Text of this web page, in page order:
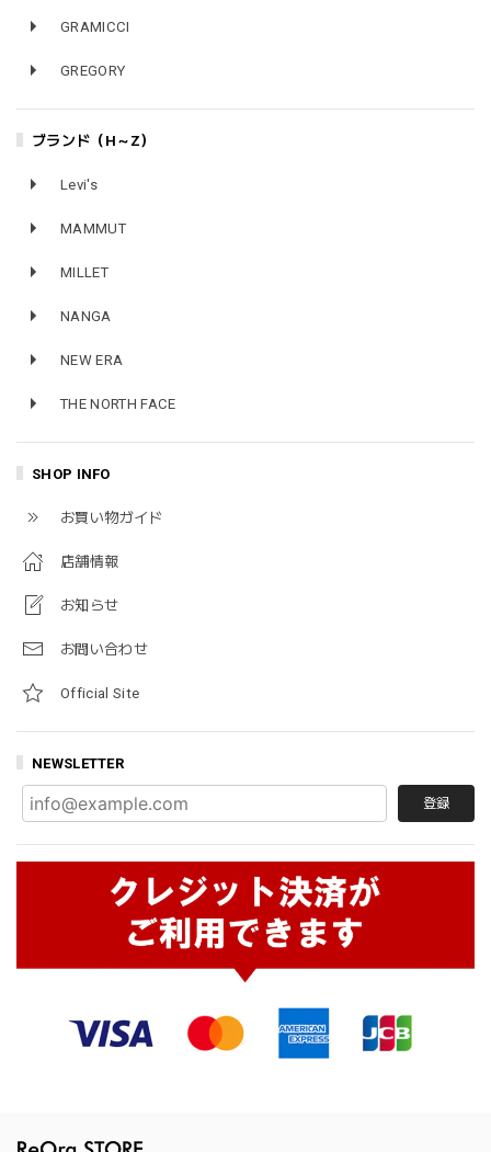
GRAMICCI
GREGORY
ブランド（H～Z）
Levi's
MAMMUT
MILLET
NANGA
NEW ERA
THE NORTH FACE
SHOP INFO
お買い物ガイド
店舗情報
お知らせ
お問い合わせ
Official Site
NEWSLETTER
登録